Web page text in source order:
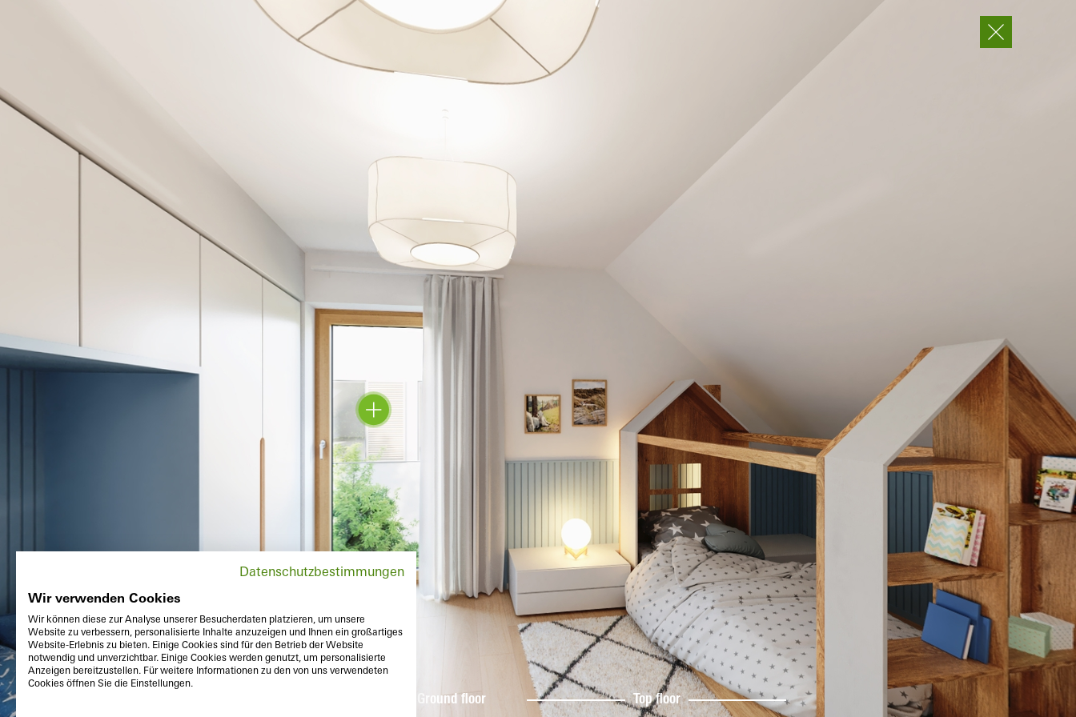
Ground floor Top floor
Datenschutzbestimmungen
Wir verwenden Cookies
Wir können diese zur Analyse unserer Besucherdaten platzieren, um unsere
Website zu verbessern, personalisierte Inhalte anzuzeigen und Ihnen ein großartiges
Website-Erlebnis zu bieten. Einige Cookies sind für den Betrieb der Website
notwendig und unverzichtbar. Einige Cookies werden genutzt, um personalisierte
Anzeigen bereitzustellen. Für weitere Informationen zu den von uns verwendeten
Cookies öffnen Sie die Einstellungen.